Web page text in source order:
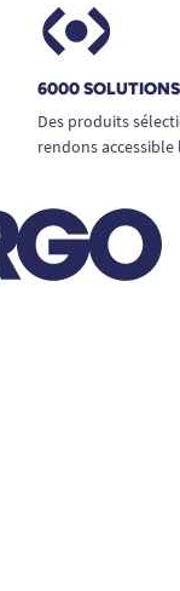
6000
Des produits
rendons